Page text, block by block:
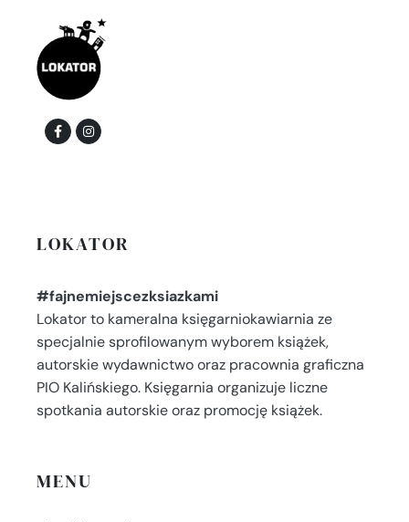
LOKATOR
#fajnemiejscezksiazkami
Lokator to kameralna księgarniokawiarnia ze
specjalnie sprofilowanym wyborem książek,
autorskie wydawnictwo oraz pracownia graficzna
PIO Kalińskiego. Księgarnia organizuje liczne
spotkania autorskie oraz promocję książek.
MENU